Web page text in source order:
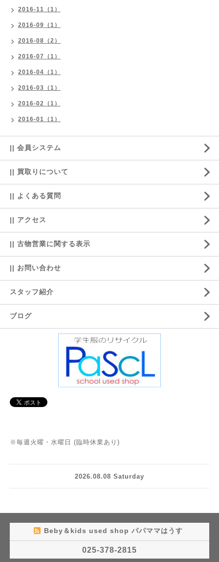
2016-11（1）
2016-09（1）
2016-08（2）
2016-07（1）
2016-04（1）
2016-03（1）
2016-02（1）
2016-01（1）
|| 会員システム
|| 買取りについて
|| よくある質問
|| アクセス
|| 古物営業に関する表示
|| お問い合わせ
スタッフ紹介
ブログ
※毎週火曜・水曜日 (臨時休業あり)
2026.08.08 Saturday
Beby＆kids used shop パパママはうす
025-378-2815